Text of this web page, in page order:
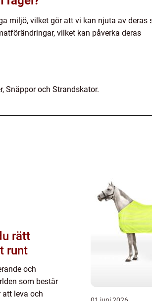
miljö, vilket gör att vi kan njuta av deras
vilket kan påverka deras
Snäppor och Strandskator.
runt
och
som består
leva och